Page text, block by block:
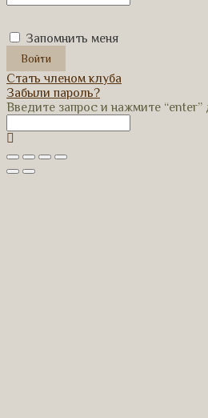
Запомнить меня
Стать членом клуба
Забыли пароль?
Введите запрос и нажмите “enter”